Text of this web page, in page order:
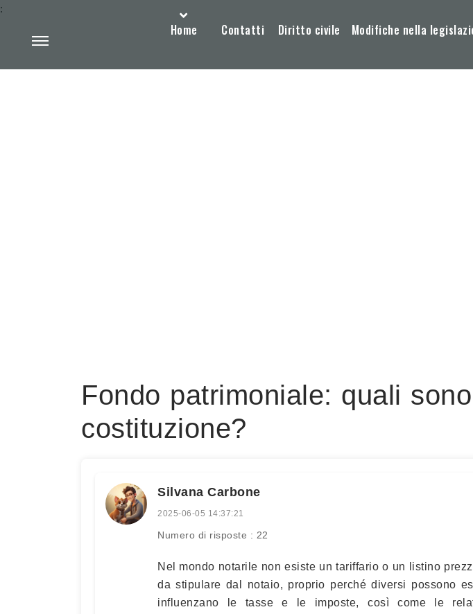
Home Contatti Diritto civile Modifiche nella
:
Fondo patrimoniale: quali
costituzione?
Silvana Carbone
2025-06-05 14:37:21
Numero di risposte : 22
Nel mondo notarile non esiste un tariffario o un listino
da stipulare dal notaio, proprio perché diversi possono
influenzano le tasse e le imposte, così come le